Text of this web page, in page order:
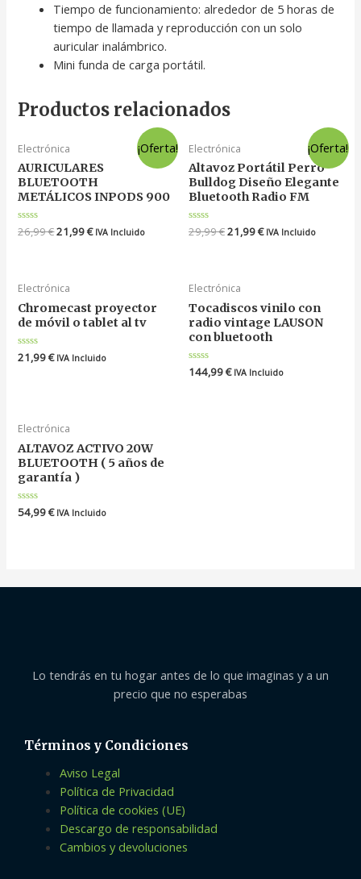
Tiempo de funcionamiento: alrededor de 5 horas de
tiempo de llamada y reproducción con un solo
auricular inalámbrico.
Mini funda de carga portátil.
Productos relacionados
¡Oferta!
Electrónica
AURICULARES
BLUETOOTH
METÁLICOS INPODS 900
Valorado
en
26,99€21,99€ IVA Incluido
¡Oferta!
Electrónica
Altavoz Portátil Perro
Bulldog Diseño Elegante
Bluetooth Radio FM
Valorado
en
29,99€21,99€ IVA Incluido
Electrónica
Chromecast proyector
de móvil o tablet al tv
Valorado
en
21,99€ IVA Incluido
Electrónica
Tocadiscos vinilo con
radio vintage LAUSON
con bluetooth
Valorado
en
144,99€ IVA Incluido
Electrónica
ALTAVOZ ACTIVO 20W
BLUETOOTH ( 5 años de
garantía )
Valorado
en
54,99€ IVA Incluido
Lo tendrás en tu hogar antes de lo que imaginas y a un
precio que no esperabas
Términos y Condiciones
Aviso Legal
Política de Privacidad
Política de cookies (UE)
Descargo de responsabilidad
Cambios y devoluciones